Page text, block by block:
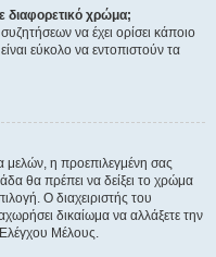
διαφορετικό χρώμα;
να έχει ορίσει κάποιο
εύκολο να εντοπιστούν τα
η προεπιλεγμένη σας
θα πρέπει να δείξει το χρώμα
Ο διαχειριστής του
δικαίωμα να αλλάξετε την
Μέλους.